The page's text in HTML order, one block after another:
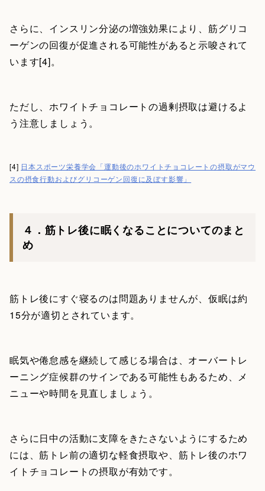
さらに、インスリン分泌の増強効果により、筋グリコ
ーゲンの回復が促進される可能性があると示唆されて
います[4]。
ただし、ホワイトチョコレートの過剰摂取は避けるよ
う注意しましょう。
[4] 日本スポーツ栄養学会「運動後のホワイトチョコレートの摂取がマウ
スの摂食行動およびグリコーゲン回復に及ぼす影響」
４．筋トレ後に眠くなることについてのまと
め
筋トレ後にすぐ寝るのは問題ありませんが、仮眠は約
15分が適切とされています。
眠気や倦怠感を継続して感じる場合は、オーバートレ
ーニング症候群のサインである可能性もあるため、メ
ニューや時間を見直しましょう。
さらに日中の活動に支障をきたさないようにするため
には、筋トレ前の適切な軽食摂取や、筋トレ後のホワ
イトチョコレートの摂取が有効です。